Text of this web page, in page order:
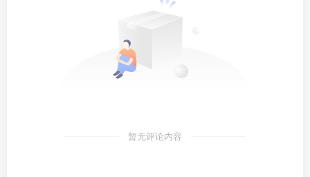
暂无评论内容